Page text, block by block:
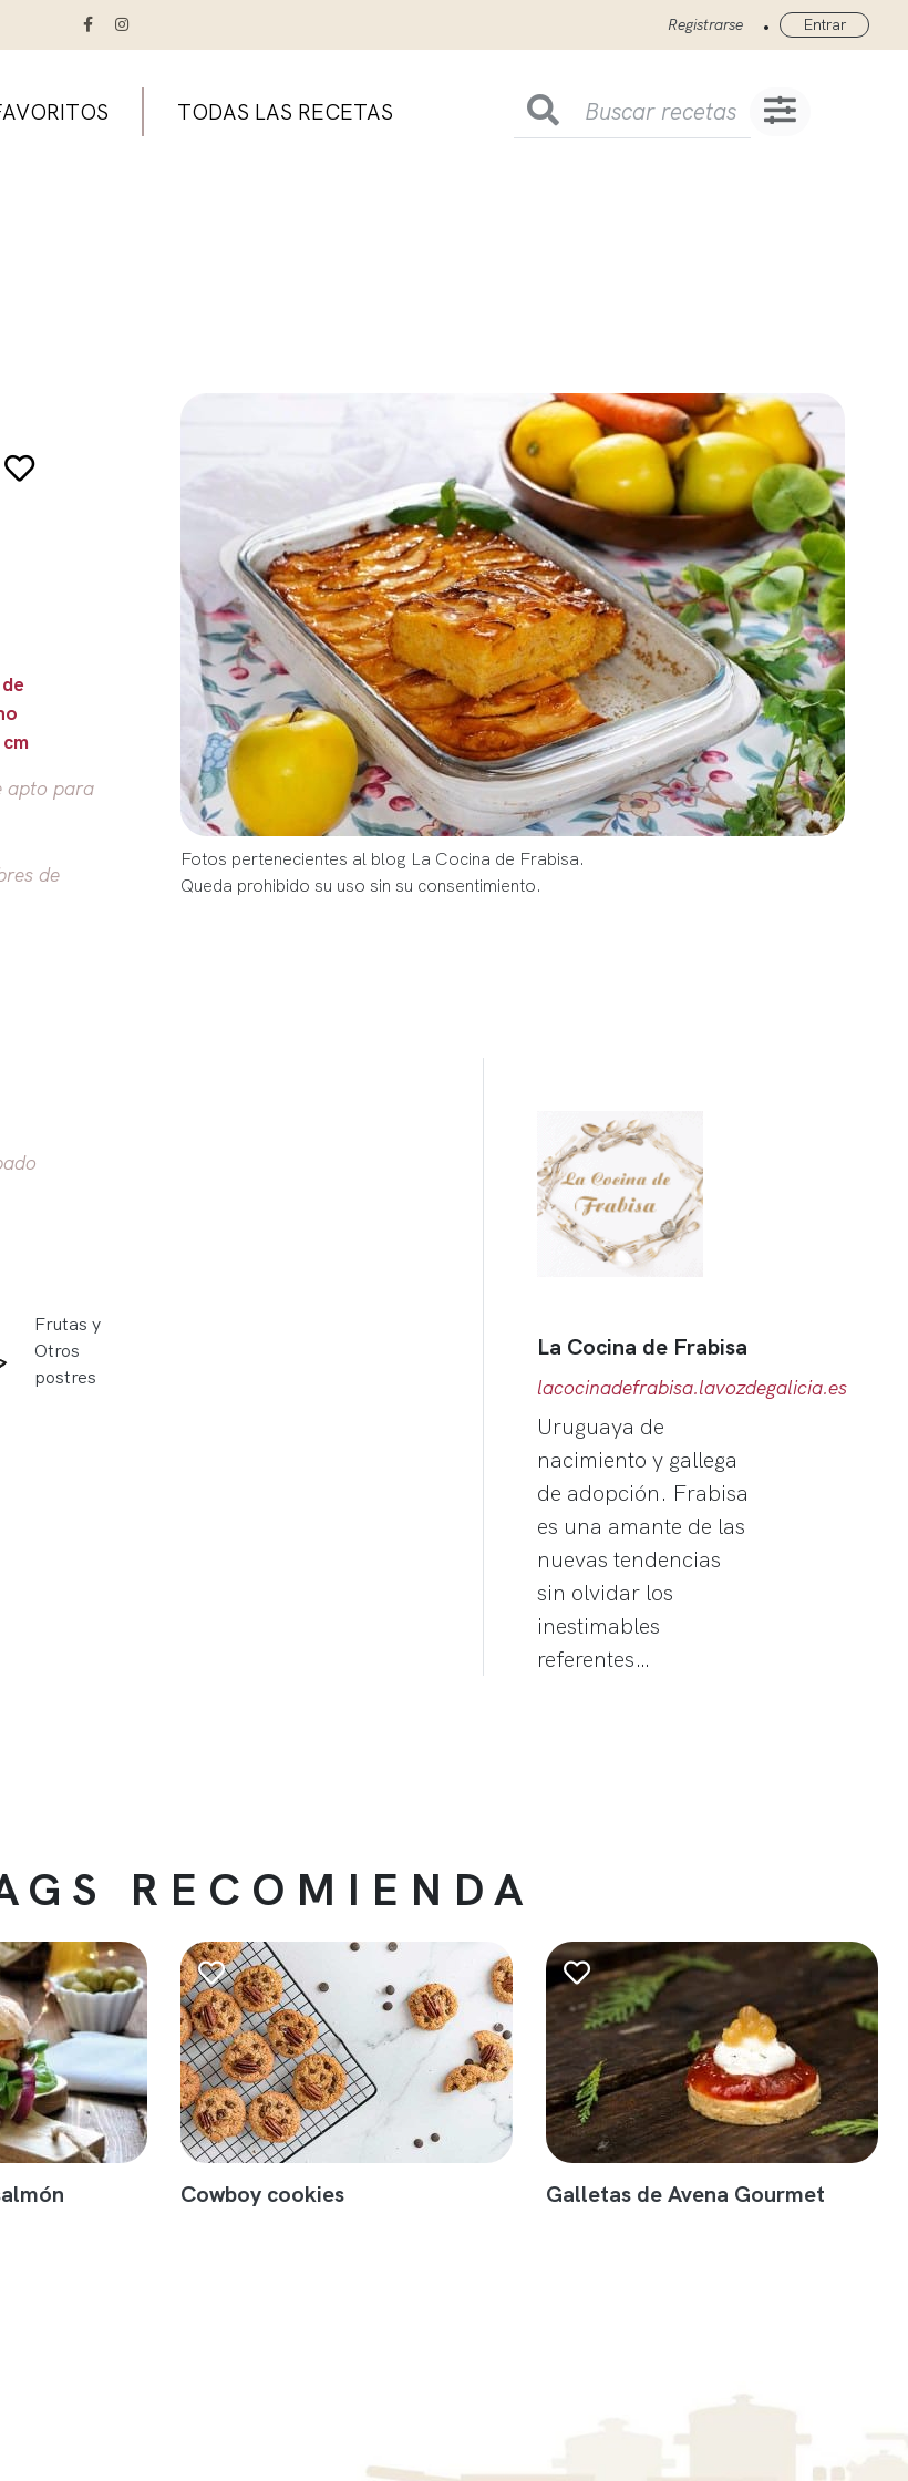
Registrarse • Entrar
TODAS LAS RECETAS
apto para
de
Frutas y
Otros
postres
Fotos pertenecientes al blog La Cocina de Frabisa.
Queda prohibido su uso sin su consentimiento.
La Cocina de Frabisa
lacocinadefrabisa.lavozdegalicia.es
Uruguaya de
nacimiento y gallega
de adopción. Frabisa
es una amante de las
nuevas tendencias
sin olvidar los
inestimables
referentes…
RECOMIENDA
Cowboy cookies Galletas de Avena Gourmet